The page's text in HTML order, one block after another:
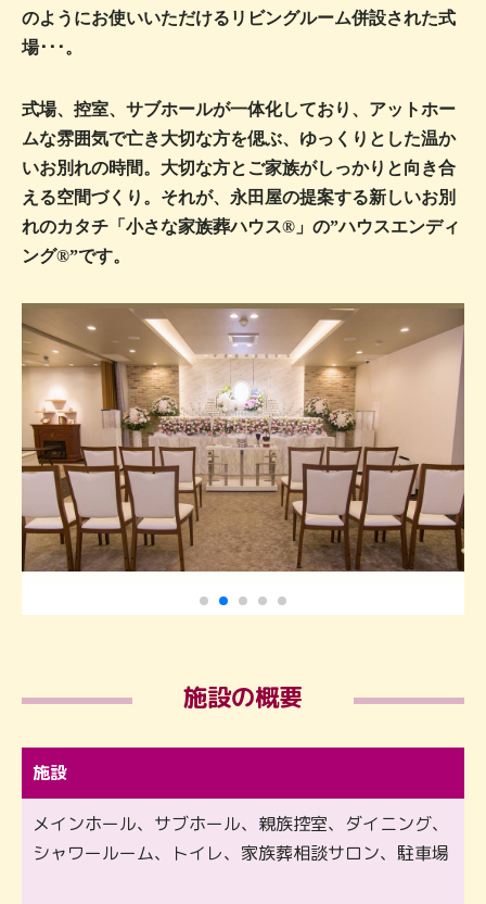
のようにお使いいただけるリビングルーム併設された式
場･･･。
式場、控室、サブホールが一体化しており、アットホー
ムな雰囲気で亡き大切な方を偲ぶ、ゆっくりとした温か
いお別れの時間。 大切な方とご家族がしっかりと向き合
える空間づくり。 それが、永田屋の提案する新しいお別
れのカタチ 「小さな家族葬ハウス®」の”ハウスエンディ
ング®”です。
施設の概要
施設
メインホール、サブホール、親族控室、ダイニング、
シャワールーム、トイレ、家族葬相談サロン、駐車場